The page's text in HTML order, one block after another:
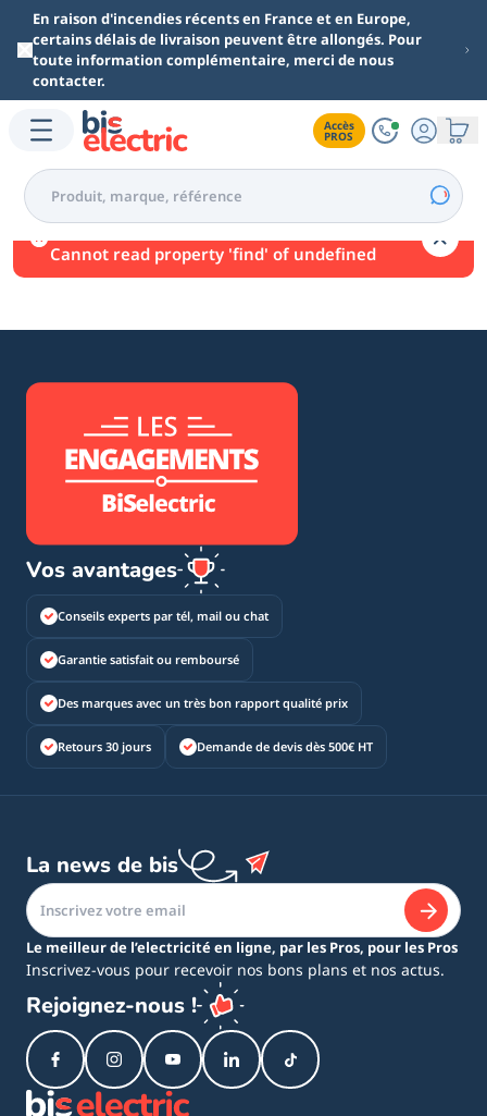
Aller au contenu principal
En raison d'incendies récents en France et en Europe,
certains délais de livraison peuvent être allongés. Pour
toute information complémentaire, merci de nous
contacter.
Accès
PROS
Une erreur est survenue.
Cannot read property 'find' of undefined
Vos avantages
Conseils experts par tél, mail ou chat
Garantie satisfait ou remboursé
Des marques avec un très bon rapport qualité prix
Retours 30 jours Demande de devis dès 500€ HT
La news de bis
Le meilleur de l’electricité en ligne, par les Pros, pour les Pros
Inscrivez-vous pour recevoir nos bons plans et nos actus.
Rejoignez-nous !